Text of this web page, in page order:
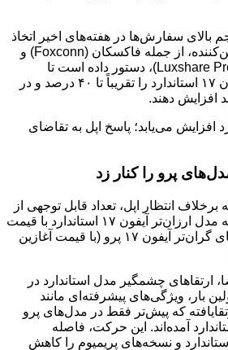
بالای سفارش‌ها در هفته‌های اخیر اتخاذ
شد. اپل به حداقل دو تأمین‌کننده، از جمله فاکسکان (Foxconn) و
لاکشیر پرسیژن (Luxshare Precision)، دستور داده است تا
ظرفیت تولید روزانه آیفون ۱۷ استاندارد را تقریباً تا ۴۰ درصد و در
پرو را کنار زد
انتظار اپل، تعداد قابل توجهی از
مشتریان ترجیح داده‌اند که مدل ارزان‌تر آیفون ۱۷ استاندارد با قیمت
۷۹۹ دلار را به‌جای مدل‌های گران‌تر آیفون ۱۷ پرو (با قیمت آغازین
ارتقاهای چشمگیر مدل استاندارد در
بار، ویژگی‌های پیشرفته‌ای مانند
که پیش‌تر فقط در مدل‌های پرو
آمده‌اند. این حرکت، فاصله
امکاناتی میان آیفون ۱۷ استاندارد و نسخه‌های پریمیوم را کاهش